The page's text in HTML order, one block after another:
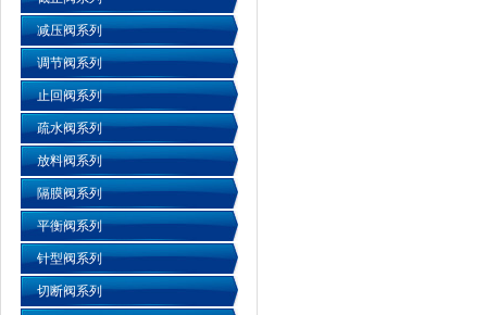
减压阀系列
调节阀系列
止回阀系列
疏水阀系列
放料阀系列
隔膜阀系列
平衡阀系列
针型阀系列
切断阀系列